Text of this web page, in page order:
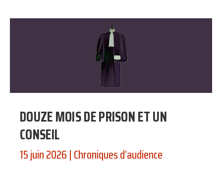
DOUZE MOIS DE PRISON ET UN
CONSEIL
15 juin 2026|Chroniques d’audience